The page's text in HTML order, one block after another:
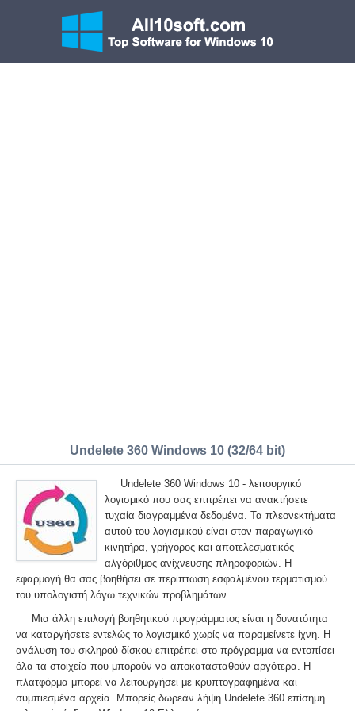
Undelete 360 Windows 10 (32/64 bit)
Undelete 360 Windows 10 - λειτουργικό
λογισμικό που σας επιτρέπει να ανακτήσετε
τυχαία διαγραμμένα δεδομένα. Τα πλεονεκτήματα
αυτού του λογισμικού είναι στον παραγωγικό
κινητήρα, γρήγορος και αποτελεσματικός
αλγόριθμος ανίχνευσης πληροφοριών. Η
εφαρμογή θα σας βοηθήσει σε περίπτωση εσφαλμένου τερματισμού
του υπολογιστή λόγω τεχνικών προβλημάτων.
Μια άλλη επιλογή βοηθητικού προγράμματος είναι η δυνατότητα
να καταργήσετε εντελώς το λογισμικό χωρίς να παραμείνετε ίχνη. Η
ανάλυση του σκληρού δίσκου επιτρέπει στο πρόγραμμα να εντοπίσει
όλα τα στοιχεία που μπορούν να αποκατασταθούν αργότερα. Η
πλατφόρμα μπορεί να λειτουργήσει με κρυπτογραφημένα και
συμπιεσμένα αρχεία. Μπορείς δωρεάν λήψη Undelete 360 επίσημη